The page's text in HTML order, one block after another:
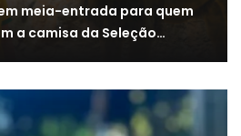
meia-entrada para quem
a camisa da Seleção…